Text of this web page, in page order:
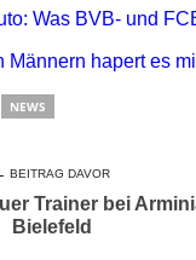
Was BVB- und
Männern hapert es
NEWS
BEITRAG DAVOR
Trainer bei
Bielefeld